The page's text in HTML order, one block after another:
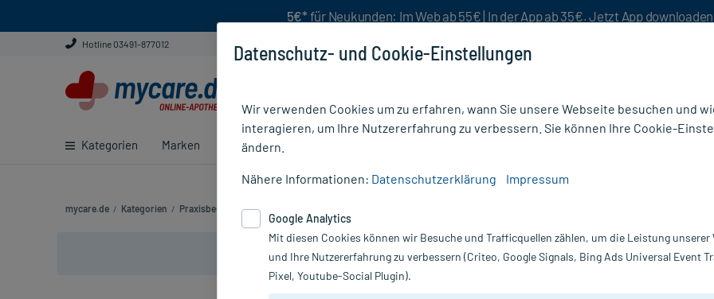
5€* für Neukunden: Im Web ab 55€ | In der App ab 35€. Jetzt App downloaden
Hotline 03491-877012
Kategorien Marken Ratgeber
mycare.de / Kategorien / Praxisbedarf / Verbandsmaterial
Nur für kurze Zeit:Gratis-Versand* ab 19€ Mindestbestellwert!
Datenschutz- und Cookie-Einstellungen
Wir verwenden Cookies um zu erfahren, wann Sie unsere Webseite besuchen und
interagieren, um Ihre Nutzererfahrung zu verbessern. Sie können Ihre Cookie-
ändern.
Nähere Informationen: Datenschutzerklärung Impressum
Google Analytics
Mit diesen Cookies können wir Besuche und Trafficquellen zählen, um die Leistung unserer
und Ihre Nutzererfahrung zu verbessern (Criteo, Google Signals, Bing Ads Universal Event
Pixel, Youtube-Social Plugin).